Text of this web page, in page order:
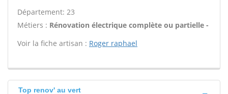
Département: 23
Métiers : Rénovation électrique complète ou partielle -
Voir la fiche artisan : Roger raphael
Top renov' au vert